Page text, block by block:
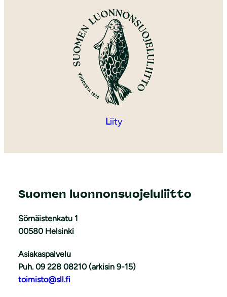
Liity
Suomen luonnonsuojeluliitto
Sörnäistenkatu 1
00580 Helsinki
Asiakaspalvelu
Puh. 09 228 08210 (arkisin 9-15)
toimisto@sll.fi